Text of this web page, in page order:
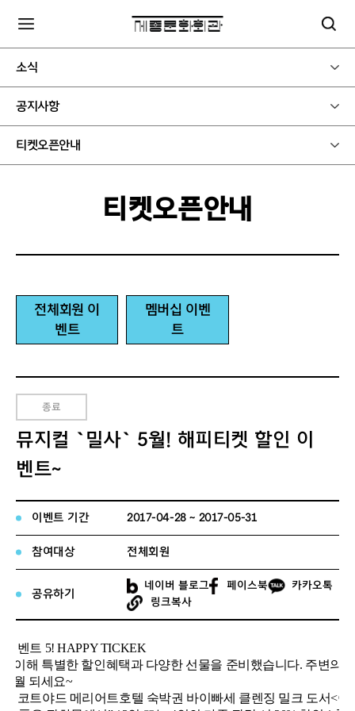
소식
공지사항
티켓오픈안내
티켓오픈안내
전체회원 이
벤트
멤버십 이벤
트
종료
뮤지컬 `밀사` 5월! 해피티켓 할인 이
벤트~
이벤트 기간 2017-04-28 ~ 2017-05-31
참여대상 전체회원
공유하기
네이버 블로그 페이스북
카카오톡
링크복사